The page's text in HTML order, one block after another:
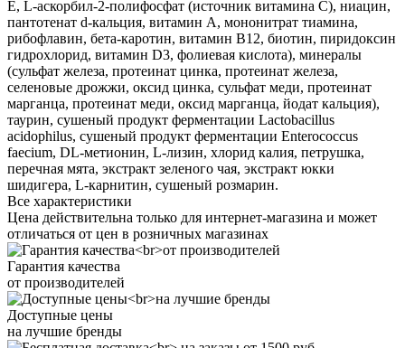
E, L-аскорбил-2-полифосфат (источник витамина С), ниацин,
пантотенат d-кальция, витамин A, мононитрат тиамина,
рибофлавин, бета-каротин, витамин B12, биотин, пиридоксин
гидрохлорид, витамин D3, фолиевая кислота), минералы
(сульфат железа, протеинат цинка, протеинат железа,
селеновые дрожжи, оксид цинка, сульфат меди, протеинат
марганца, протеинат меди, оксид марганца, йодат кальция),
таурин, сушеный продукт ферментации Lactobacillus
acidophilus, сушеный продукт ферментации Enterococcus
faecium, DL-метионин, L-лизин, хлорид калия, петрушка,
перечная мята, экстракт зеленого чая, экстракт юкки
шидигера, L-карнитин, сушеный розмарин.
Все характеристики
Цена действительна только для интернет-магазина и может
отличаться от цен в розничных магазинах
Гарантия качества
от производителей
Доступные цены
на лучшие бренды